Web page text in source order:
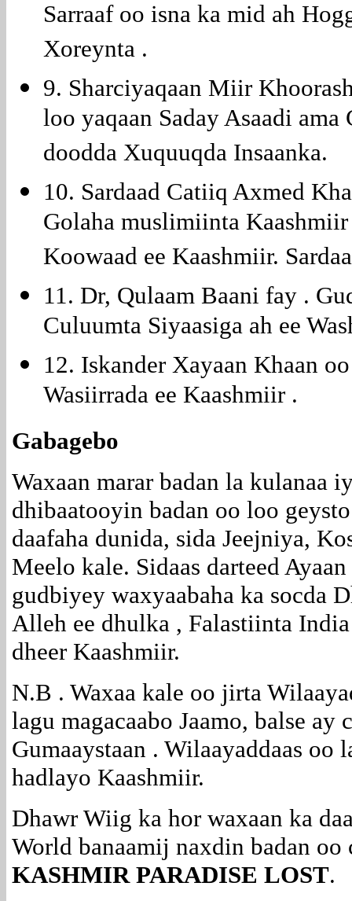
Sarraaf oo isna ka mid ah
Xoreynta .
9. Sharciyaqaan Miir
loo yaqaan Saday Asaadi
doodda Xuquuqda Insaanka.
10. Sardaad Catiiq Axmed
Golaha muslimiinta
Koowaad ee Kaashmiir.
11. Dr, Qulaam Baani fay .
Culuumta Siyaasiga ah ee
12. Iskander Xayaan Khaan
Wasiirrada ee Kaashmiir .
Gabagebo
Waxaan marar badan la kulanaa
dhibaatooyin badan oo loo
daafaha dunida, sida Jeejniya,
Meelo kale. Sidaas darteed
gudbiyey waxyaabaha ka socda
Alleh ee dhulka , Falastiinta
dheer Kaashmiir.
N.B . Waxaa kale oo jirta
lagu magacaabo Jaamo, balse ay
Gumaaystaan . Wilaayaddaas oo
hadlayo Kaashmiir.
Dhawr Wiig ka hor waxaan ka
World banaamij naxdin badan
KASHMIR PARADISE LOST.